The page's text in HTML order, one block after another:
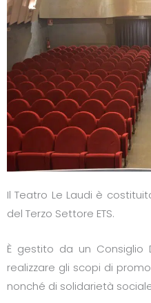
Il Teatro Le Laudi è
del Terzo Settore ETS.
È gestito da un
realizzare gli scopi di
nonché di solidarietà